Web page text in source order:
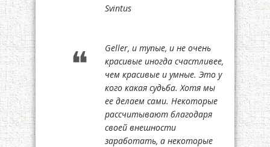
Svintus
Geller, и тупые, и не очень
красивые иногда счастливее,
чем красивые и умные. Это у
кого какая судьба. Хотя мы
ее делаем сами. Некоторые
рассчитывают благодаря
своей внешности
заработать, а некоторые